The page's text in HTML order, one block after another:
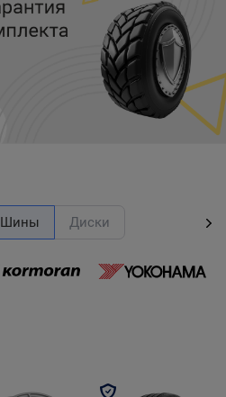
Шины Диски